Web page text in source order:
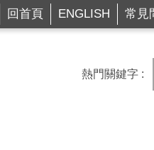
回首頁 ENGLISH 常見
熱門關鍵字